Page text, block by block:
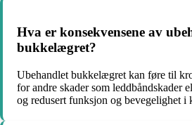
Hva er konsekvensene av
bukkelægret?
Ubehandlet bukkelægret kan føre til
for andre skader som leddbåndskader
og redusert funksjon og bevegelighet i